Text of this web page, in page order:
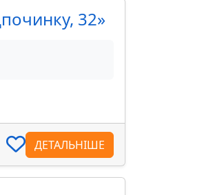
32»
ДЕТАЛЬНІШЕ